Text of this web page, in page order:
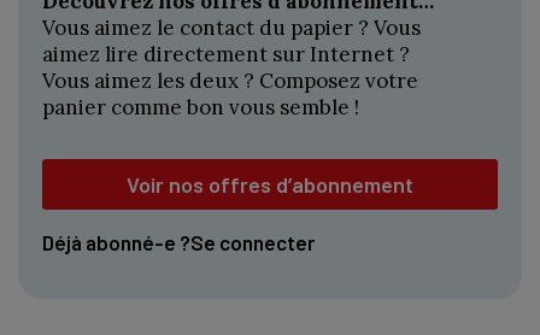
Vous aimez le contact du papier ? Vous
aimez lire directement sur Internet ?
Vous aimez les deux ? Composez votre
panier comme bon vous semble !
Voir nos offres d’abonnement
Déjà abonné-e ?Se connecter